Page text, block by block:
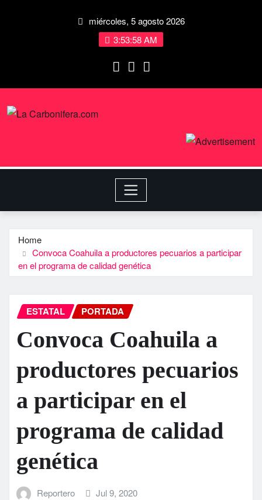
miércoles, 5 agosto 2026
3:53:58 AM
Home
Convoca Coahuila a productores pecuarios a participar
en el programa de calidad genética
ESTATAL PORTADA
Convoca Coahuila a
productores pecuarios
a participar en el
programa de calidad
genética
Reportero Jul 9, 2020